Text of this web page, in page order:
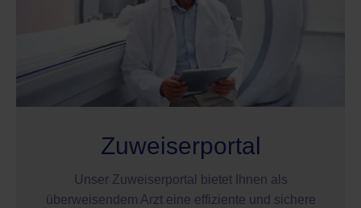
Zuweiserportal
Unser Zuweiserportal bietet Ihnen als
überweisendem Arzt eine effiziente und sichere